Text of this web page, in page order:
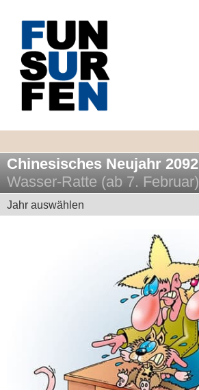
Chinesisches Neujahr 2092
Wasser-Ratte (ab 7. Februar)
Jahr auswählen